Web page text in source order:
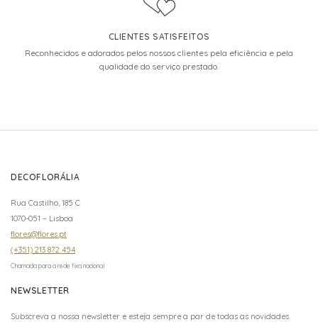
CLIENTES SATISFEITOS
Reconhecidos e adorados pelos nossos clientes pela eficiência e pela
qualidade do serviço prestado.
DECOFLORÁLIA
Rua Castilho, 185 C
1070-051 – Lisboa
flores@flores.pt
(+351) 213 872 454
Chamada para a rede fixa nacional
NEWSLETTER
Subscreva a nossa newsletter e esteja sempre a par de todas as novidades.